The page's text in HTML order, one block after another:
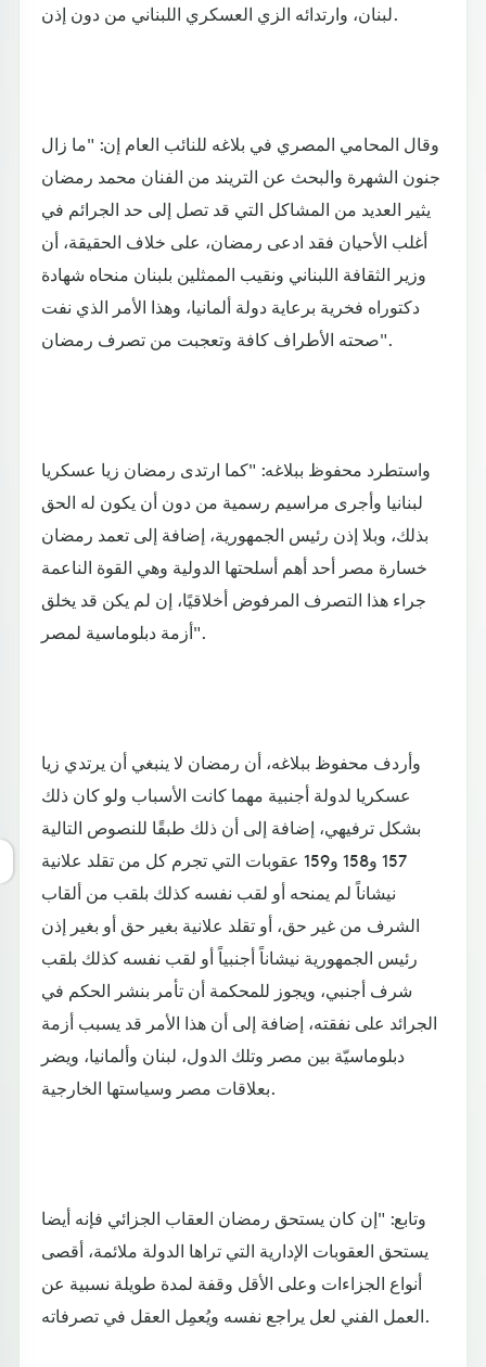
لبنان، وارتدائه الزي العسكري اللبناني من دون إذن.
وقال المحامي المصري في بلاغه للنائب العام إن: "ما زال
جنون الشهرة والبحث عن التريند من الفنان محمد رمضان
يثير العديد من المشاكل التي قد تصل إلى حد الجرائم في
أغلب الأحيان فقد ادعى رمضان، على خلاف الحقيقة، أن
وزير الثقافة اللبناني ونقيب الممثلين بلبنان منحاه شهادة
دكتوراه فخرية برعاية دولة ألمانيا، وهذا الأمر الذي نفت
صحته الأطراف كافة وتعجبت من تصرف رمضان".
واستطرد محفوظ ببلاغه: "كما ارتدى رمضان زيا عسكريا
لبنانيا وأجرى مراسيم رسمية من دون أن يكون له الحق
بذلك، وبلا إذن رئيس الجمهورية، إضافة إلى تعمد رمضان
خسارة مصر أحد أهم أسلحتها الدولية وهي القوة الناعمة
جراء هذا التصرف المرفوض أخلاقيًا، إن لم يكن قد يخلق
أزمة دبلوماسية لمصر".
وأردف محفوظ ببلاغه، أن رمضان لا ينبغي أن يرتدي زيا
عسكريا لدولة أجنبية مهما كانت الأسباب ولو كان ذلك
بشكل ترفيهي، إضافة إلى أن ذلك طبقًا للنصوص التالية
157 و158 و159 عقوبات التي تجرم كل من تقلد علانية
نيشاناً لم يمنحه أو لقب نفسه كذلك بلقب من ألقاب
الشرف من غير حق، أو تقلد علانية بغير حق أو بغير إذن
رئيس الجمهورية نيشاناً أجنبياً أو لقب نفسه كذلك بلقب
شرف أجنبي، ويجوز للمحكمة أن تأمر بنشر الحكم في
الجرائد على نفقته، إضافة إلى أن هذا الأمر قد يسبب أزمة
دبلوماسيّة بين مصر وتلك الدول، لبنان وألمانيا، ويضر
بعلاقات مصر وسياستها الخارجية.
وتابع: "إن كان يستحق رمضان العقاب الجزائي فإنه أيضا
يستحق العقوبات الإدارية التي تراها الدولة ملائمة، أقصى
أنواع الجزاءات وعلى الأقل وقفة لمدة طويلة نسبية عن
العمل الفني لعل يراجع نفسه ويُعمِل العقل في تصرفاته.